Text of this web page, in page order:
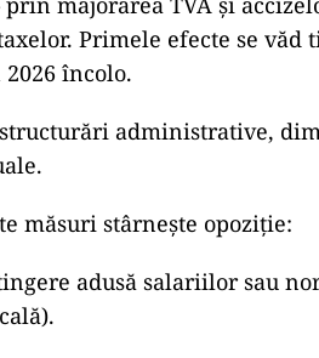
Primele efecte se văd
încolo.
administrative,
măsuri stârnește opoziție:
adusă salariilor sau